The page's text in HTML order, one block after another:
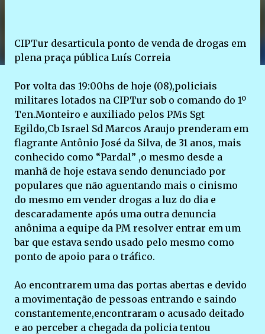
CIPTur desarticula ponto de venda de drogas em
plena praça pública Luís Correia
Por volta das 19:00hs de hoje (08),policiais
militares lotados na CIPTur sob o comando do 1º
Ten.Monteiro e auxiliado pelos PMs Sgt
Egildo,Cb Israel Sd Marcos Araujo prenderam em
flagrante Antônio José da Silva, de 31 anos, mais
conhecido como “Pardal” ,o mesmo desde a
manhã de hoje estava sendo denunciado por
populares que não aguentando mais o cinismo
do mesmo em vender drogas a luz do dia e
descaradamente após uma outra denuncia
anônima a equipe da PM resolver entrar em um
bar que estava sendo usado pelo mesmo como
ponto de apoio para o tráfico.
Ao encontrarem uma das portas abertas e devido
a movimentação de pessoas entrando e saindo
constantemente,encontraram o acusado deitado
e ao perceber a chegada da policia tentou